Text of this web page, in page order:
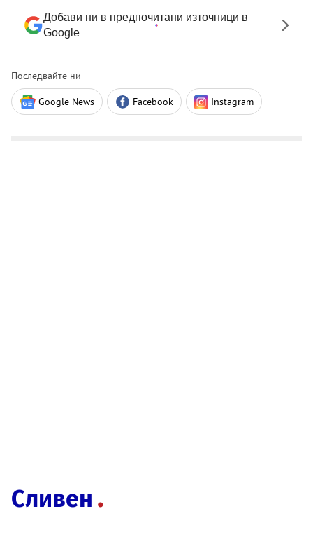
Добави ни в предпочитани източници в
Google
Последвайте ни
Google News Facebook Instagram
Сливен